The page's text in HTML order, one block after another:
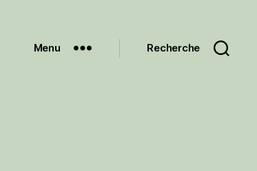
Menu Recherche